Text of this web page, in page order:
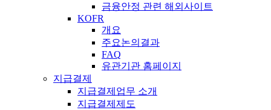
금융안정 관련 해외사이트
KOFR
개요
주요논의결과
FAQ
유관기관 홈페이지
지급결제
지급결제업무 소개
지급결제제도